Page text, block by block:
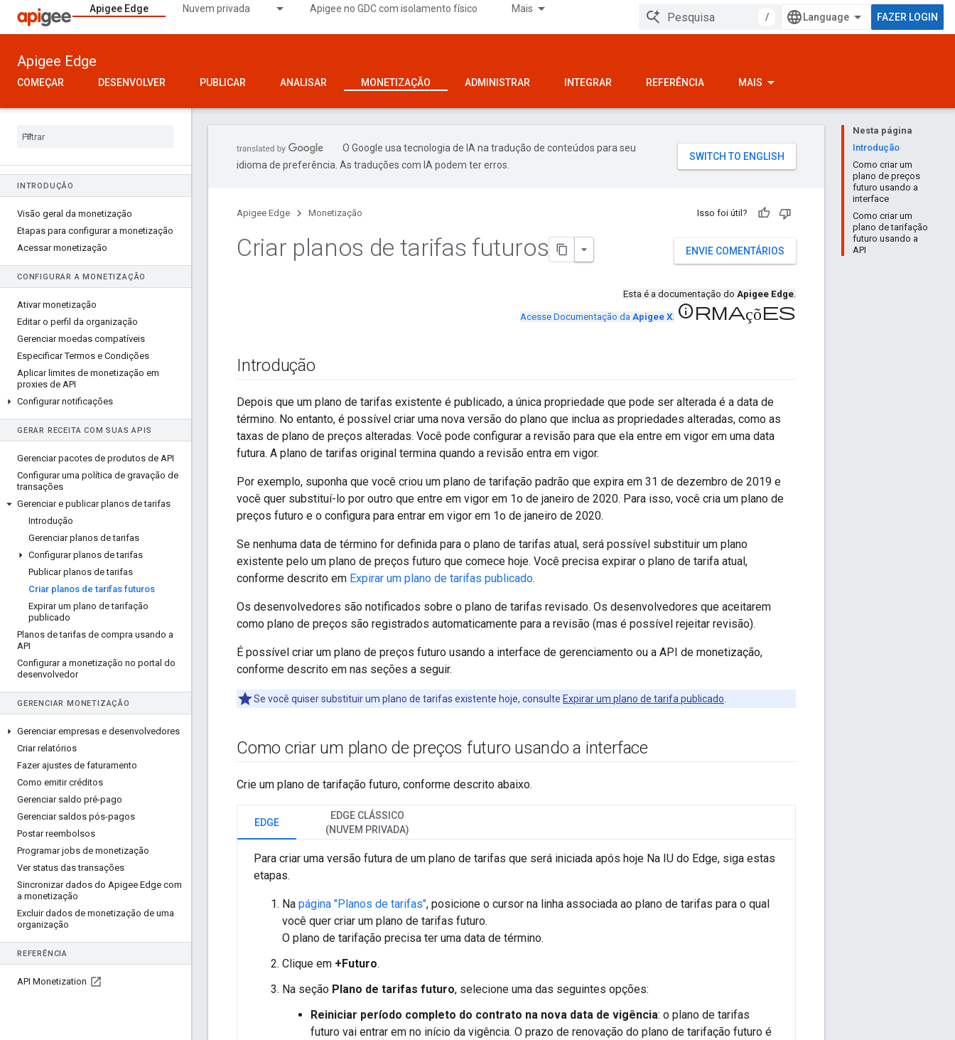
Apigee Edge Nuvem privada Apigee no GDC com isolamento físico Mais
/ FAZER LOGIN
Apigee Edge
COMEÇAR DESENVOLVER PUBLICAR ANALISAR MONETIZAÇÃO ADMINISTRAR INTEGRAR REFERÊNCIA MAIS
INTRODUÇÃO
Visão geral da monetização
Etapas para configurar a monetização
Acessar monetização
CONFIGURAR A MONETIZAÇÃO
Ativar monetização
Editar o perfil da organização
Gerenciar moedas compatíveis
Especificar Termos e Condições
Aplicar limites de monetização em
proxies de API
Configurar notificações
GERAR RECEITA COM SUAS APIS
Gerenciar pacotes de produtos de API
Configurar uma política de gravação de
transações
Gerenciar e publicar planos de tarifas
Introdução
Gerenciar planos de tarifas
Configurar planos de tarifas
Publicar planos de tarifas
Criar planos de tarifas futuros
Expirar um plano de tarifação
publicado
Planos de tarifas de compra usando a
API
Configurar a monetização no portal do
desenvolvedor
GERENCIAR MONETIZAÇÃO
Gerenciar empresas e desenvolvedores
Criar relatórios
Fazer ajustes de faturamento
Como emitir créditos
Gerenciar saldo pré-pago
Gerenciar saldos pós-pagos
Postar reembolsos
Programar jobs de monetização
Ver status das transações
Sincronizar dados do Apigee Edge com
a monetização
Excluir dados de monetização de uma
organização
REFERÊNCIA
API Monetization
Nesta página
Introdução
Como criar um
plano de preços
futuro usando a
interface
Como criar um
plano de tarifação
futuro usando a
API
O Google usa tecnologia de IA na tradução de conteúdos para seu
idioma de preferência. As traduções com IA podem ter erros.
Apigee Edge Monetização Isso foi útil?
ENVIE COMENTÁRIOS
Criar planos de tarifas futuros
Esta é a documentação do Apigee Edge.
Acesse Documentação da Apigee X. informações
Introdução
Depois que um plano de tarifas existente é publicado, a única propriedade que pode ser alterada é a data de
término. No entanto, é possível criar uma nova versão do plano que inclua as propriedades alteradas, como as
taxas de plano de preços alteradas. Você pode configurar a revisão para que ela entre em vigor em uma data
futura. A plano de tarifas original termina quando a revisão entra em vigor.
Por exemplo, suponha que você criou um plano de tarifação padrão que expira em 31 de dezembro de 2019 e
você quer substituí-lo por outro que entre em vigor em 1o de janeiro de 2020. Para isso, você cria um plano de
preços futuro e o configura para entrar em vigor em 1o de janeiro de 2020.
Se nenhuma data de término for definida para o plano de tarifas atual, será possível substituir um plano
existente pelo um plano de preços futuro que comece hoje. Você precisa expirar o plano de tarifa atual,
conforme descrito em Expirar um plano de tarifas publicado.
Os desenvolvedores são notificados sobre o plano de tarifas revisado. Os desenvolvedores que aceitarem
como plano de preços são registrados automaticamente para a revisão (mas é possível rejeitar revisão).
É possível criar um plano de preços futuro usando a interface de gerenciamento ou a API de monetização,
conforme descrito em nas seções a seguir.
Se você quiser substituir um plano de tarifas existente hoje, consulte Expirar um plano de tarifa publicado
Como criar um plano de preços futuro usando a interface
Crie um plano de tarifação futuro, conforme descrito abaixo.
EDGE
EDGE CLÁSSICO
(NUVEM PRIVADA)
Para criar uma versão futura de um plano de tarifas que será iniciada após hoje Na IU do Edge, siga estas
etapas.
Na página "Planos de tarifas", posicione o cursor na linha associada ao plano de tarifas para o qual
você quer criar um plano de tarifas futuro.
O plano de tarifação precisa ter uma data de término.
Clique em +Futuro.
Na seção Plano de tarifas futuro, selecione uma das seguintes opções:
Reiniciar período completo do contrato na nova data de vigência: o plano de tarifas
futuro vai entrar em no início da vigência. O prazo de renovação do plano de tarifação futuro é